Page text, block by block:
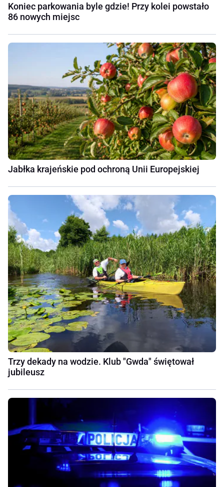
Koniec parkowania byle gdzie! Przy kolei powstało
86 nowych miejsc
Jabłka krajeńskie pod ochroną Unii Europejskiej
Trzy dekady na wodzie. Klub "Gwda" świętował
jubileusz